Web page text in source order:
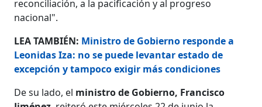
reconciliación, a la pacificación y al progreso
nacional".
LEA TAMBIÉN: Ministro de Gobierno responde a
Leonidas Iza: no se puede levantar estado de
excepción y tampoco exigir más condiciones
De su lado, el ministro de Gobierno, Francisco